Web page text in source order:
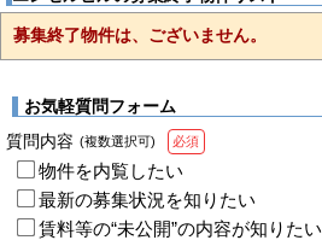
募集終了物件は、ございません。
お気軽質問フォーム
質問内容 (複数選択可) 必須
物件を内覧したい
最新の募集状況を知りたい
賃料等の“未公開”の内容が知りたい